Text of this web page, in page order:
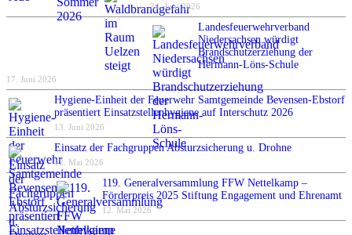
24. Juni 2026
Landesfeuerwehrverband
Niedersachsen würdigt
Brandschutzerziehung der
Hermann-Löns-Schule
17. Juni 2026
Hygiene-Einheit der Feuerwehr Samtgemeinde Bevensen-Ebstorf
präsentiert Einsatzstellenhygiene auf Interschutz 2026
13. Juni 2026
Einsatz der Fachgruppen Absturzsicherung u. Drohne
12. Mai 2026
119. Generalversammlung FFW Nettelkamp –
Förderpreis 2025 Stiftung Engagement und Ehrenamt
12. Mai 2026